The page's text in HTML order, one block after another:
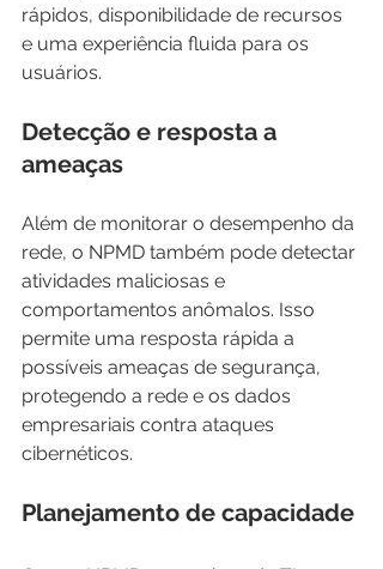
rápidos, disponibilidade de recursos
e uma experiência fluida para os
usuários.
Detecção e resposta a
ameaças
Além de monitorar o desempenho da
rede, o NPMD também pode detectar
atividades maliciosas e
comportamentos anômalos. Isso
permite uma resposta rápida a
possíveis ameaças de segurança,
protegendo a rede e os dados
empresariais contra ataques
cibernéticos.
Planejamento de capacidade